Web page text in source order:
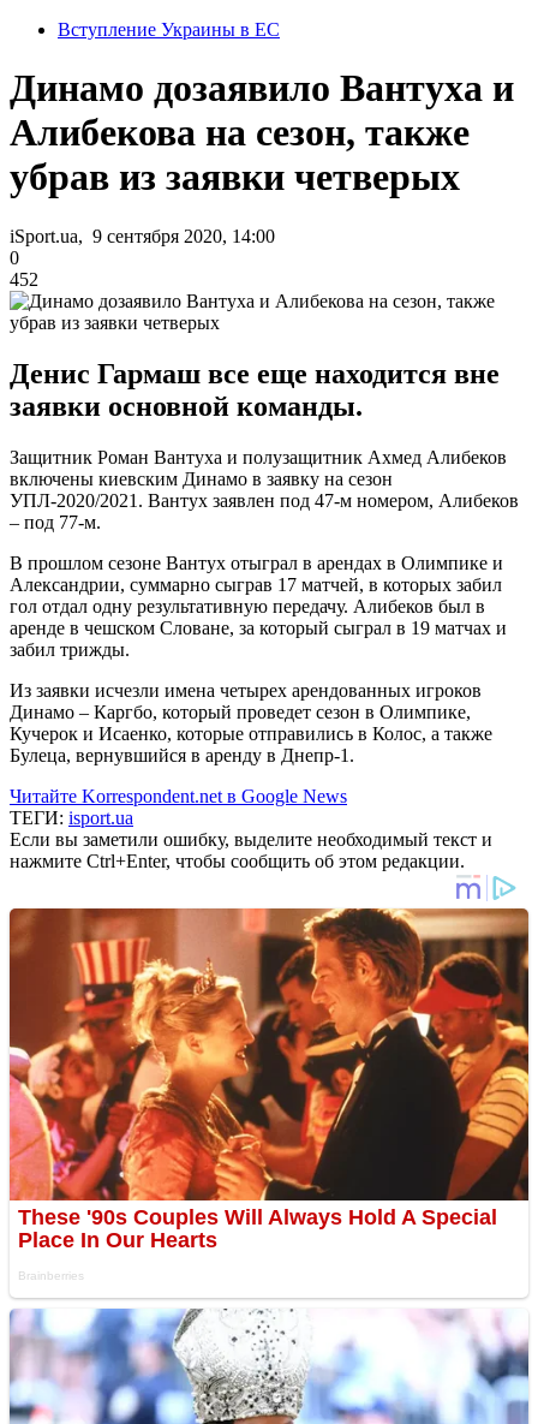
Вступление Украины в ЕС
Динамо дозаявило Вантуха и
Алибекова на сезон, также
убрав из заявки четверых
iSport.ua, 9 сентября 2020, 14:00
0
452
Денис Гармаш все еще находится вне
заявки основной команды.
Защитник Роман Вантуха и полузащитник Ахмед Алибеков
включены киевским Динамо в заявку на сезон
УПЛ-2020/2021. Вантух заявлен под 47-м номером, Алибеков
– под 77-м.
В прошлом сезоне Вантух отыграл в арендах в Олимпике и
Александрии, суммарно сыграв 17 матчей, в которых забил
гол отдал одну результативную передачу. Алибеков был в
аренде в чешском Словане, за который сыграл в 19 матчах и
забил трижды.
Из заявки исчезли имена четырех арендованных игроков
Динамо – Каргбо, который проведет сезон в Олимпике,
Кучерок и Исаенко, которые отправились в Колос, а также
Булеца, вернувшийся в аренду в Днепр-1.
Читайте Korrespondent.net в Google News
ТЕГИ: isport.ua
Если вы заметили ошибку, выделите необходимый текст и
нажмите Ctrl+Enter, чтобы сообщить об этом редакции.